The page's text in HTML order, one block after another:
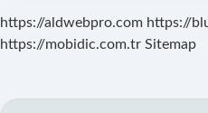
https://aldwebpro.com https://
https://mobidic.com.tr Sitemap